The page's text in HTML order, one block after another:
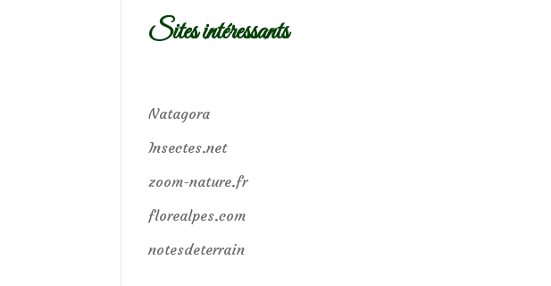
Sites intéressants
Natagora
Insectes.net
zoom-nature.fr
florealpes.com
notesdeterrain